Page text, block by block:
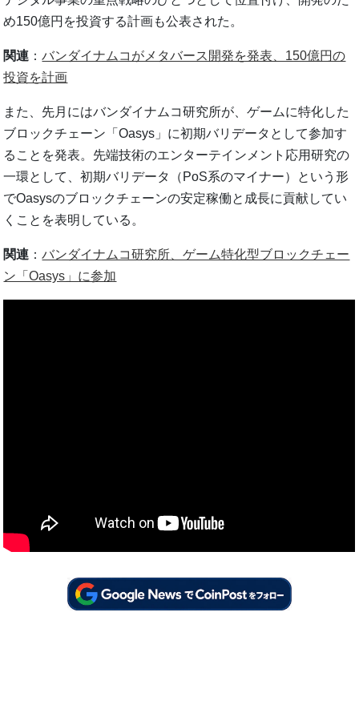
め150億円を投資する計画も公表された。
関連 ：バンダイナムコがメタバース開発を発表、150億円の
投資を計画
また、先月にはバンダイナムコ研究所が、ゲームに特化した
ブロックチェーン「Oasys」に初期バリデータとして参加す
ることを発表。先端技術のエンターテインメント応用研究の
一環として、初期バリデータ（PoS系のマイナー）という形
でOasysのブロックチェーンの安定稼働と成長に貢献してい
くことを表明している。
関連 ：バンダイナムコ研究所、ゲーム特化型ブロックチェー
ン「Oasys」に参加